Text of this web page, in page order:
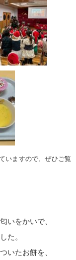
いますので、ぜひご覧
いをかいで、
た。
いたお餅を、